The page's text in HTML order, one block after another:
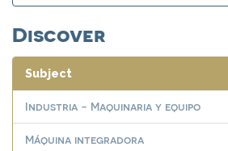
Discover
Subject
Industria - Maquinaria y equipo
Máquina integradora